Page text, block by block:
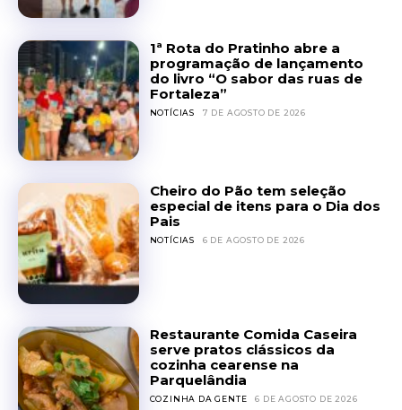
1ª Rota do Pratinho abre a
programação de lançamento
do livro “O sabor das ruas de
Fortaleza”
NOTÍCIAS 7 DE AGOSTO DE 2026
Cheiro do Pão tem seleção
especial de itens para o Dia dos
Pais
NOTÍCIAS 6 DE AGOSTO DE 2026
Restaurante Comida Caseira
serve pratos clássicos da
cozinha cearense na
Parquelândia
COZINHA DA GENTE 6 DE AGOSTO DE 2026